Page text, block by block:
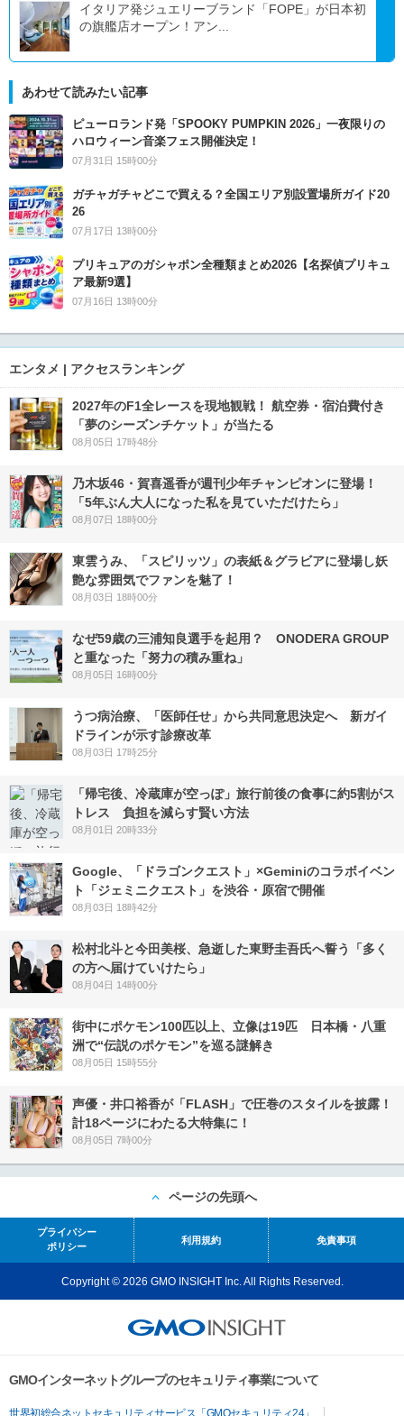
イタリア発ジュエリーブランド「FOPE」が日本初
の旗艦店オープン！アン...
あわせて読みたい記事
ピューロランド発「SPOOKY PUMPKIN 2026」一夜限りの
ハロウィーン音楽フェス開催決定！
07月31日 15時00分
ガチャガチャどこで買える？全国エリア別設置場所ガイド20
26
07月17日 13時00分
プリキュアのガシャポン全種類まとめ2026【名探偵プリキュ
ア最新9選】
07月16日 13時00分
エンタメ | アクセスランキング
2027年のF1全レースを現地観戦！ 航空券・宿泊費付き
「夢のシーズンチケット」が当たる
08月05日 17時48分
乃木坂46・賀喜遥香が週刊少年チャンピオンに登場！
「5年ぶん大人になった私を見ていただけたら」
08月07日 18時00分
東雲うみ、「スピリッツ」の表紙＆グラビアに登場し妖
艶な雰囲気でファンを魅了！
08月03日 18時00分
なぜ59歳の三浦知良選手を起用？ ONODERA GROUP
と重なった「努力の積み重ね」
08月05日 16時00分
うつ病治療、「医師任せ」から共同意思決定へ 新ガイ
ドラインが示す診療改革
08月03日 17時25分
「帰宅後、冷蔵庫が空っぽ」旅行前後の食事に約5割がス
トレス 負担を減らす賢い方法
08月01日 20時33分
Google、「ドラゴンクエスト」×Geminiのコラボイベン
ト「ジェミニクエスト」を渋谷・原宿で開催
08月03日 18時42分
松村北斗と今田美桜、急逝した東野圭吾氏へ誓う「多く
の方へ届けていけたら」
08月04日 14時00分
街中にポケモン100匹以上、立像は19匹 日本橋・八重
洲で“伝説のポケモン”を巡る謎解き
08月05日 15時55分
声優・井口裕香が「FLASH」で圧巻のスタイルを披露！
計18ページにわたる大特集に！
08月05日 7時00分
ページの先頭へ
プライバシー
ポリシー
利用規約 免責事項
Copyright © 2026 GMO INSIGHT Inc. All Rights Reserved.
GMOインターネットグループのセキュリティ事業について
世界初総合ネットセキュリティサービス「GMOセキュリティ24」